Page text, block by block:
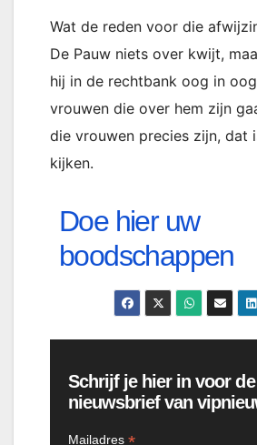
Wat de reden voor die
De Pauw niets over kwijt,
hij in de rechtbank oog in
vrouwen die over hem zijn
die vrouwen precies zijn, dat
kijken.
Doe hier uw
boodschappen
Schrijf je hier in voor
nieuwsbrief van
Mailadres